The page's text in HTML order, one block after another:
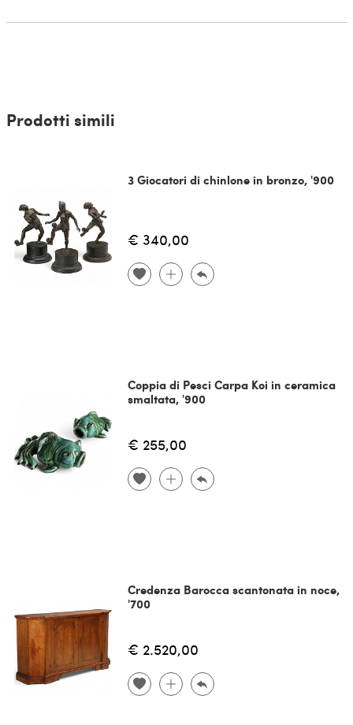
Prodotti simili
3 Giocatori di chinlone in bronzo, '900
€ 340,00
Coppia di Pesci Carpa Koi in ceramica
smaltata, '900
€ 255,00
Credenza Barocca scantonata in noce,
'700
€ 2.520,00